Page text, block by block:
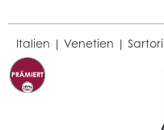
Italien | Venetien |Sartori